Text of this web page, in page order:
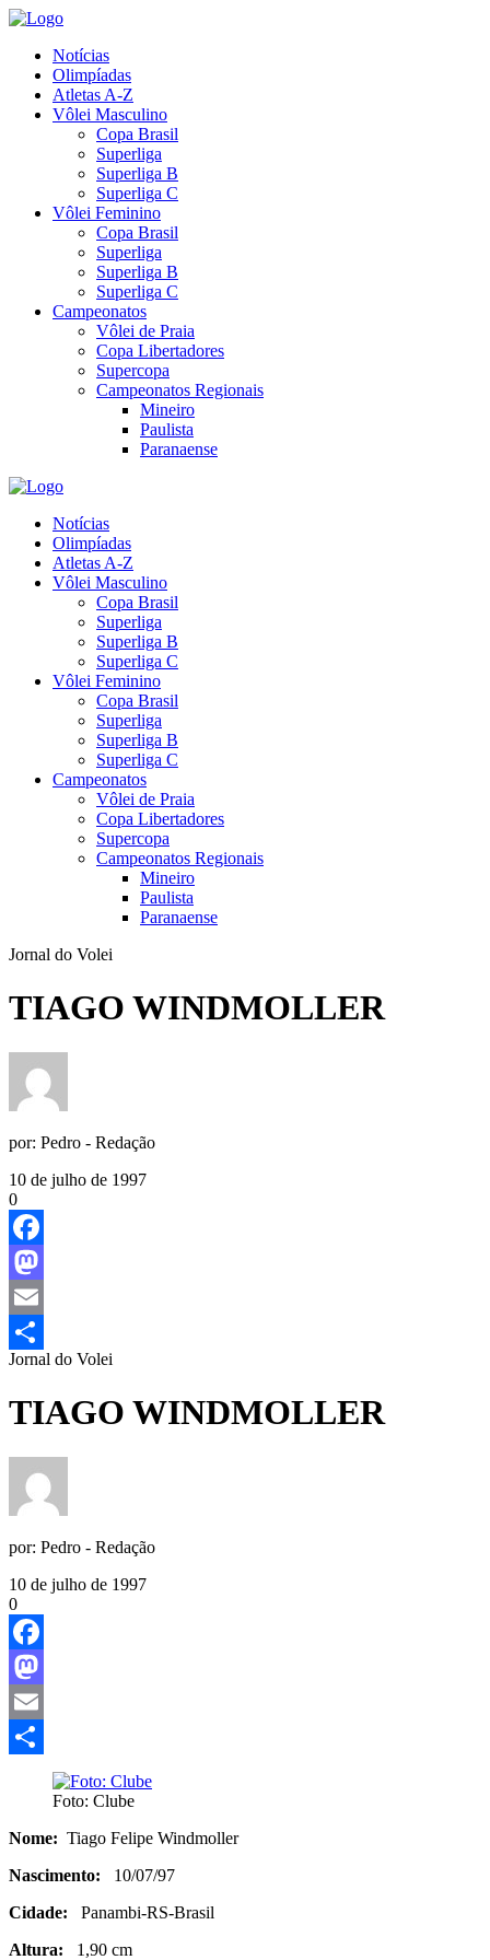
Notícias
Olimpíadas
Atletas A-Z
Vôlei Masculino
Copa Brasil
Superliga
Superliga B
Superliga C
Vôlei Feminino
Copa Brasil
Superliga
Superliga B
Superliga C
Campeonatos
Vôlei de Praia
Copa Libertadores
Supercopa
Campeonatos Regionais
Mineiro
Paulista
Paranaense
Notícias
Olimpíadas
Atletas A-Z
Vôlei Masculino
Copa Brasil
Superliga
Superliga B
Superliga C
Vôlei Feminino
Copa Brasil
Superliga
Superliga B
Superliga C
Campeonatos
Vôlei de Praia
Copa Libertadores
Supercopa
Campeonatos Regionais
Mineiro
Paulista
Paranaense
Jornal do Volei
TIAGO WINDMOLLER
por: Pedro - Redação
10 de julho de 1997
0
Facebook
Mastodon
Email
Share
Jornal do Volei
TIAGO WINDMOLLER
por: Pedro - Redação
10 de julho de 1997
0
Facebook
Mastodon
Email
Foto: Clube
Nome: Tiago Felipe Windmoller
Nascimento: 10/07/97
Cidade: Panambi-RS-Brasil
Altura: 1,90 cm